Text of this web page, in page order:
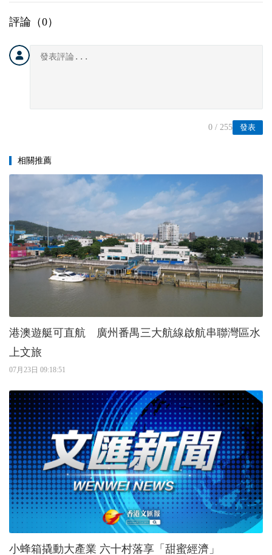
評論（0）
發表
0 / 255
相關推薦
港澳遊艇可直航 廣州番禺三大航線啟航串聯灣區水
上文旅
07月23日 09:18:51
小蜂箱撬動大產業 六十村落享「甜蜜經濟」